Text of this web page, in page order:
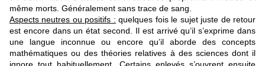
même morts. Généralement sans trace de sang.
Aspects neutres ou positifs : quelques fois le sujet juste de retour
est encore dans un état second. Il est arrivé qu’il s’exprime dans
une langue inconnue ou encore qu’il aborde des concepts
mathématiques ou des théories relatives à des sciences dont il